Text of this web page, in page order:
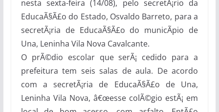
nesta sexta-feira (14/08), pelo secretÃ¡rio da
EducaÃ§Ã£o do Estado, Osvaldo Barreto, para a
secretÃ¡ria de EducaÃ§Ã£o do municÃ­pio de
Una, Leninha Vila Nova Cavalcante.
O prÃ©dio escolar que serÃ¡ cedido para a
prefeitura tem seis salas de aula. De acordo
com a secretÃ¡ria de EducaÃ§Ã£o de Una,
Leninha Vila Nova, â€œesse colÃ©gio estÃ¡ em